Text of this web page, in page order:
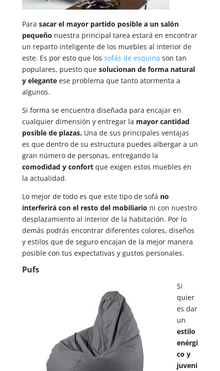
Para sacar el mayor partido posible a un salón
pequeño nuestra principal tarea estará en encontrar
un reparto inteligente de los muebles al interior de
este. Es por esto que los sofás de esquina son tan
populares, puesto que solucionan de forma natural
y eleganteese problema que tanto atormenta a
algunos.
Si forma se encuentra diseñada para encajar en
cualquier dimensión y entregar la mayor cantidad
posible de plazas.Una de sus principales ventajas
es que dentro de su estructura puedes albergar a un
gran número de personas, entregando la
comodidad y confortque exigen estos muebles en
la actualidad.
Lo mejor de todo es que este tipo de sofá no
interferirá con el resto del mobiliario ni con nuestro
desplazamiento al interior de la habitación. Por lo
demás podrás encontrar diferentes colores, diseños
y estilos que de seguro encajan de la mejor manera
posible con tus expectativas y gustos personales.
Pufs
Si
quier
es dar
un
estilo
enérgi
co y
juveni